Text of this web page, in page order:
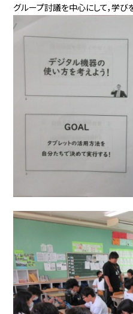
グループ討議を中心にして，学び